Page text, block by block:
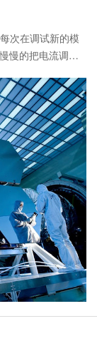
次在调试新的模
慢的把电流调至